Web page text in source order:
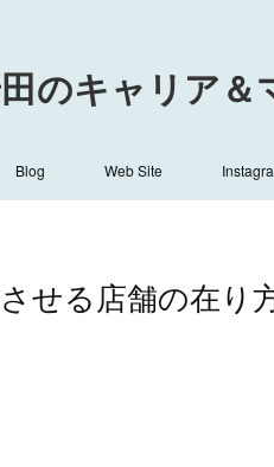
のキャリア＆
Blog Web Site
せる店舗の在り